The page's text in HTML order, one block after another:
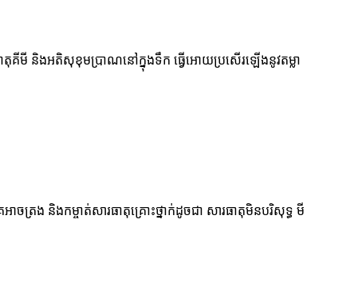
តុគីមី និងអតិសុខុមប្រាណនៅក្នុងទឹក ធ្វើអោយប្រសើរឡើងនូវតម្លា
រង និងកម្ចាត់សារធាតុគ្រោះថ្នាក់ដូចជា សារធាតុមិនបរិសុទ្ធ មី